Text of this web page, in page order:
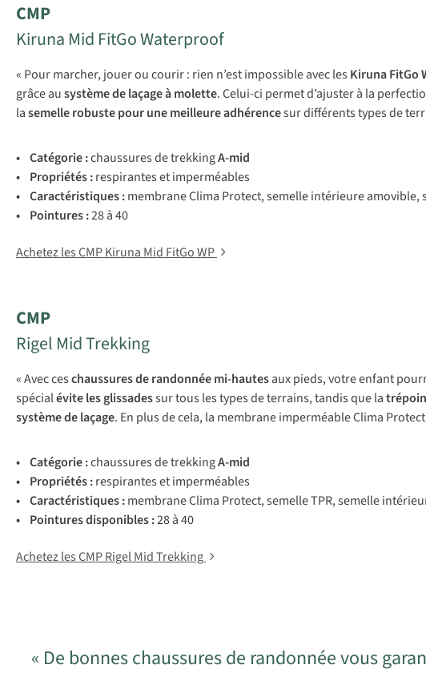
CMP
Kiruna Mid FitGo Waterproof
« Pour marcher, jouer ou courir : rien n’est impossible avec les Kiruna FitGo
grâce ausystème de laçage à molette. Celui-ci permet d’ajuster à la
lasemelle robuste pour une meilleure adhérencesur différents types de
• Catégorie :chaussures de trekkingA-mid
• Propriétés:respirantesetimperméables
• Caractéristiques:membraneClima Protect,semelleintérieureamovible,
• Pointures:28 à 40
Achetez les CMP Kiruna Mid FitGo WP
CMP
Rigel Mid Trekking
« Avec ceschaussures de randonnée mi-hautesaux pieds, votre enfant
spécialévite les glissadessur tous les types de terrains, tandis que la
système de laçage. En plus de cela, la membrane imperméable Clima
• Catégorie :chaussures de trekkingA-mid
• Propriétés:respirantesetimperméables
• Caractéristiques:membraneClima Protect,semelleTPR,semelleint
• Pointuresdisponibles :28 à 40
Achetez les CMP Rigel Mid Trekking
« De bonnes chaussures de randonnée vous